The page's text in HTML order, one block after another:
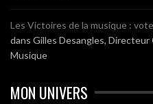
Les Victoires de la musique :
dans Gilles Desangles,
Musique
MON UNIVERS